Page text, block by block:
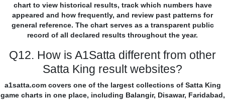
chart to view historical results, track which numbers have
appeared and how frequently, and review past patterns for
general reference. The chart serves as a transparent public
record of all declared results throughout the year.
Q12. How is A1Satta different from other
Satta King result websites?
a1satta.com covers one of the largest collections of Satta King
game charts in one place, including Balangir, Disawar, Faridabad,